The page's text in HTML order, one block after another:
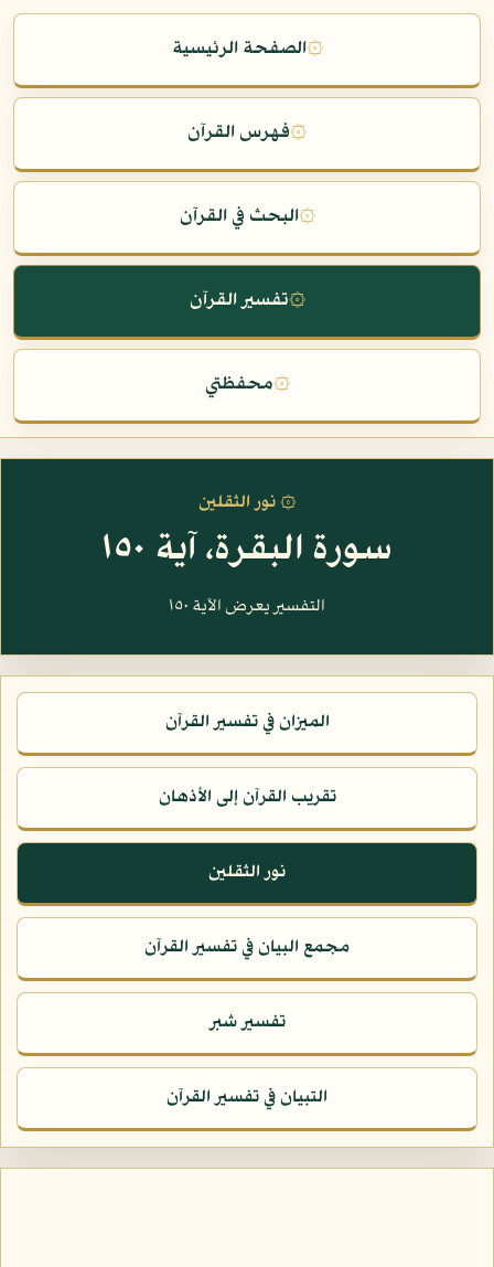
۞الصفحة الرئيسية
۞فهرس القرآن
۞البحث في القرآن
۞تفسير القرآن
۞محفظتي
۞ نور الثقلين
سورة البقرة، آية ١٥٠
التفسير يعرض الآية ١٥٠
الميزان في تفسير القرآن
تقريب القرآن إلى الأذهان
نور الثقلين
مجمع البيان في تفسير القرآن
تفسير شبر
التبيان في تفسير القرآن